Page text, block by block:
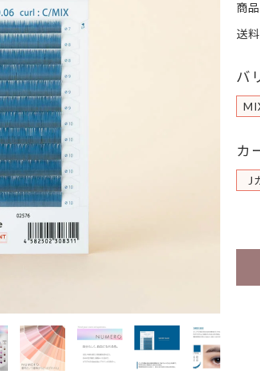
商
送
バ
カ
J